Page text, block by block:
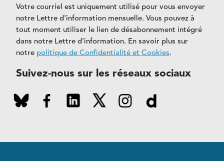
Votre courriel est uniquement utilisé pour vous envoyer
notre Lettre d'information mensuelle. Vous pouvez à
tout moment utiliser le lien de désabonnement intégré
dans notre Lettre d'information. En savoir plus sur
notre politique de Confidentialité et Cookies.
Suivez-nous sur les réseaux sociaux